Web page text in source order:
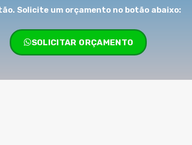
Solicite um orçamento no botão abaixo:
SOLICITAR ORÇAMENTO